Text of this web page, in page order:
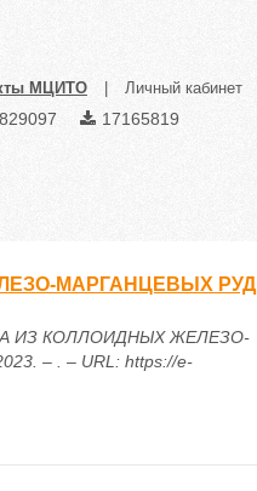
МЦИТО Личный кабинет
17165819
МАРГАНЦЕВЫХ РУД
ИЗ КОЛЛОИДНЫХ ЖЕЛЕЗО-
– . – URL: https://e-